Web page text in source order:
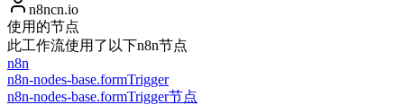
n8ncn.io
使用的节点
此工作流使用了以下n8n节点
n8n
n8n-nodes-base.formTrigger
n8n-nodes-base.formTrigger节点